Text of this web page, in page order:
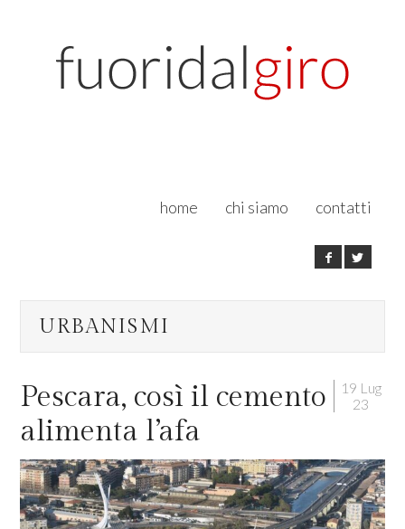
home chi siamo contatti
URBANISMI
19 Lug
23
Pescara, così il cemento
alimenta l’afa